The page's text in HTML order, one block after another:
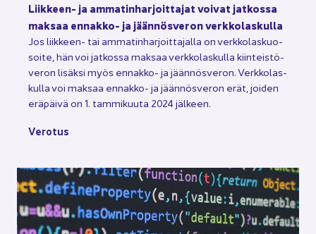
Liikkeen-​ ja am­ma­tin­har­joit­ta­jat voi­vat jat­kos­sa
mak­saa ennakko-​ ja jään­nös­ve­ron verk­ko­las­kul­la
Jos liikkeen-​ tai am­ma­tin­har­joit­ta­jal­la on verk­ko­las­kuo­
soi­te, hän voi jat­kos­sa mak­saa verk­ko­las­kul­la kiin­teis­tö­
ve­ron li­säk­si myös ennakko-​ ja jään­nös­ve­ron. Verk­ko­las­
kul­la voi mak­saa ennakko-​ ja jään­nös­ve­ron erät, joi­den
erä­päi­vä on 1. tam­mi­kuu­ta 2024 jäl­keen.
Ve­ro­tus